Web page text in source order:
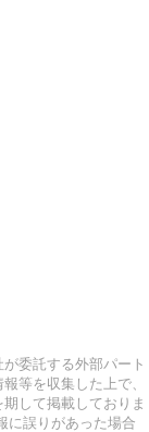
委託する外部パート
等を収集した上で、
して掲載しておりま
に誤りがあった場合